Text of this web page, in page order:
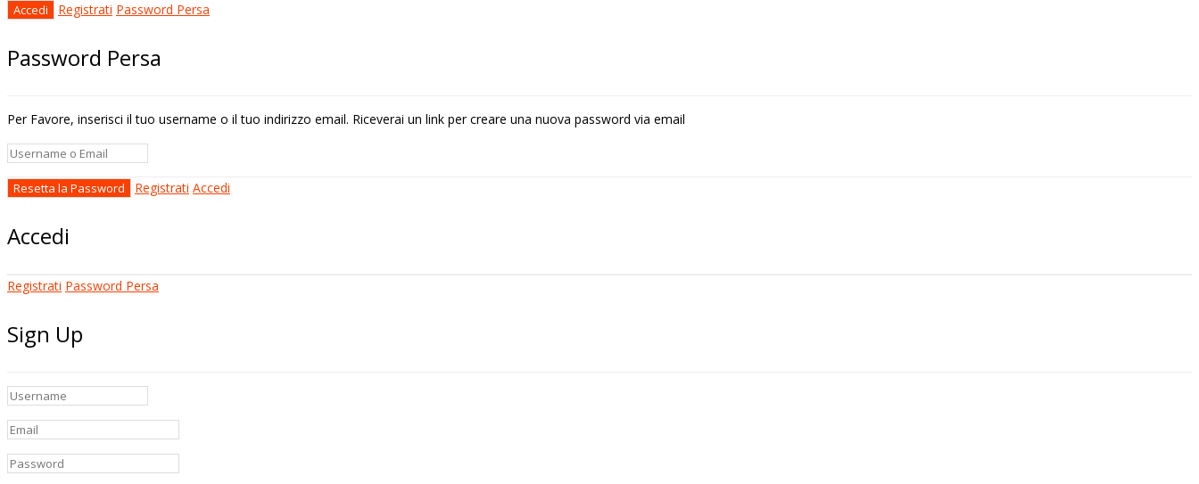
Registrati Password Persa
Password Persa
Per Favore, inserisci il tuo username o il tuo indirizzo email. Riceverai un link per creare una nuova password via email
Registrati Accedi
Accedi
Registrati Password Persa
Sign Up